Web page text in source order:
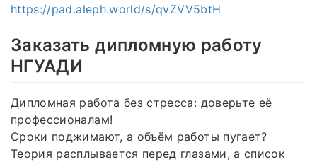
https://pad.aleph.world/s/qvZVV5btH
Заказать дипломную работу
НГУАДИ
Дипломная работа без стресса: доверьте её
профессионалам!
Сроки поджимают, а объём работы пугает?
Теория расплывается перед глазами, а список